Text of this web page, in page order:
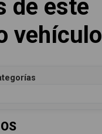
de este
vehículo